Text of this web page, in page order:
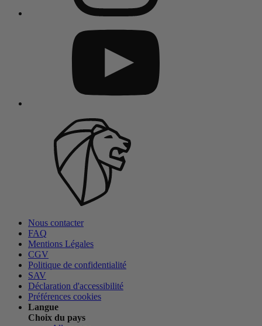
Nous contacter
FAQ
Mentions Légales
CGV
Politique de confidentialité
SAV
Déclaration d'accessibilité
Préférences cookies
Langue
Choix du pays